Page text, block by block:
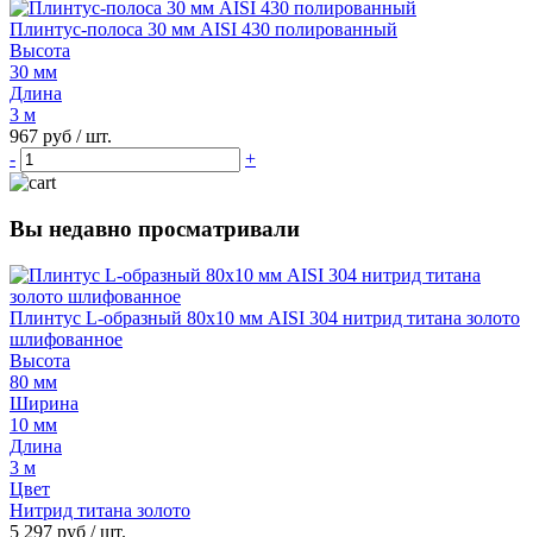
Плинтус-полоса 30 мм AISI 430 полированный
Высота
30 мм
Длина
3 м
967 руб / шт.
-
+
Вы недавно просматривали
Плинтус L-образный 80х10 мм AISI 304 нитрид титана золото
шлифованное
Высота
80 мм
Ширина
10 мм
Длина
3 м
Цвет
Нитрид титана золото
5 297 руб / шт.